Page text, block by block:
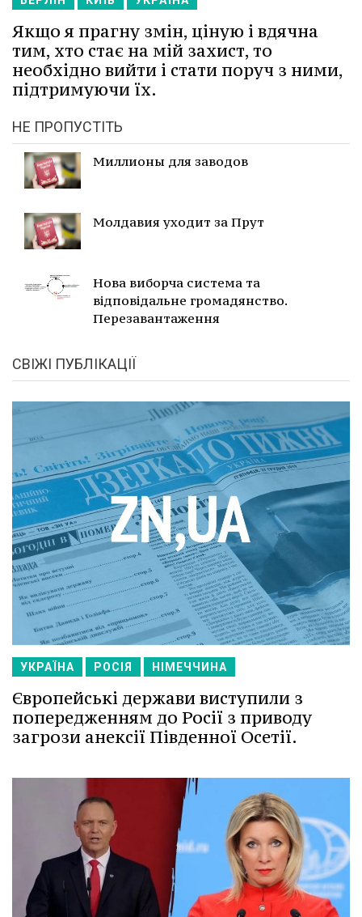
Якщо я прагну змін, ціную і вдячна
тим, хто стає на мій захист, то
необхідно вийти і стати поруч з ними,
підтримуючи їх.
НЕ ПРОПУСТІТЬ
Миллионы для заводов
Молдавия уходит за Прут
Нова виборча система та
відповідальне громадянство.
Перезавантаження
СВІЖІ ПУБЛІКАЦІЇ
УКРАЇНА РОСІЯ НІМЕЧЧИНА
Європейські держави виступили з
попередженням до Росії з приводу
загрози анексії Південної Осетії.